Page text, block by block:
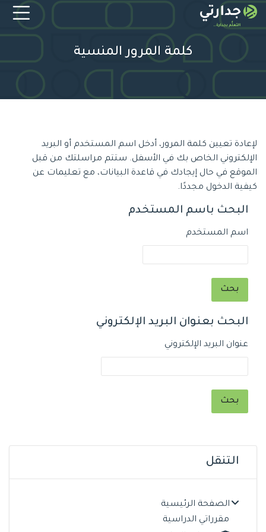
Skip to navigation
Skip to login form
تخطى إلى المحتوى الرئيسي
Skip to accessibility options
Skip to footer
Skip accessibility options
كلمة المرور المنسية
لإعادة تعيين كلمة المرور، أدخل اسم المستخدم أو البريد
الإلكتروني الخاص بك في الأسفل. ستتم مراسلتك من قبل
الموقع في حال إيجادك في قاعدة البيانات، مع تعليمات عن
كيفية الدخول مجددًا.
البحث باسم المستخدم
البحث باسم المستخدم
اسم المستخدم
البحث بعنوان البريد الإلكتروني
البحث بعنوان البريد الإلكتروني
عنوان البريد الإلكتروني
الكتل
التنقل
الصفحة الرئيسية
مقرراتي الدراسية